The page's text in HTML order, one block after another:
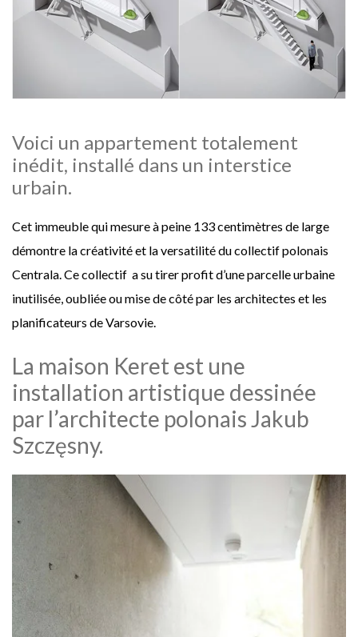
Voici un appartement totalement
inédit, installé dans un interstice
urbain.
Cet immeuble qui mesure à peine 133 centimètres de large
démontre la créativité et la versatilité du collectif polonais
Centrala. Ce collectif a su tirer profit d’une parcelle urbaine
inutilisée, oubliée ou mise de côté par les architectes et les
planificateurs de Varsovie.
La maison Keret est une
installation artistique dessinée
par l’architecte polonais Jakub
Szczęsny.